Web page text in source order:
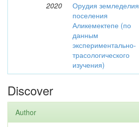
2020
Орудия земледелия
поселения
Аликемектепе (по
данным
экспериментально-
трасологического
изучения)
Discover
Author